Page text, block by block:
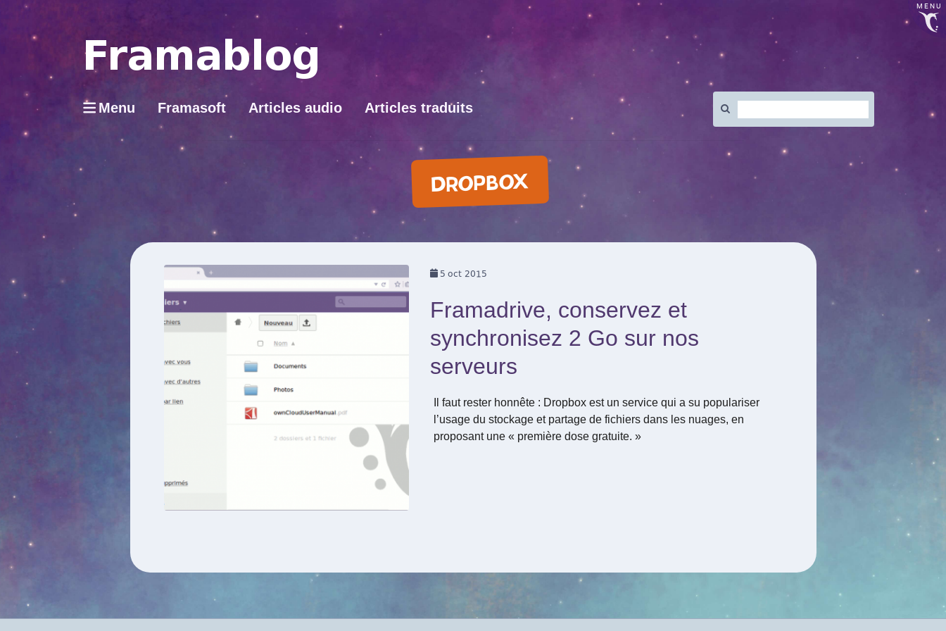
MENU
Menu Framasoft Articles audio Articles traduits
:
DROPBOX
5 oct 2015
Framadrive, conservez et
synchronisez 2 Go sur nos
serveurs
Il faut rester honnête : Dropbox est un service qui a su populariser
l’usage du stockage et partage de fichiers dans les nuages, en
proposant une « première dose gratuite. »